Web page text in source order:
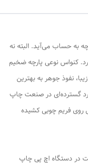
به حساب می‌آید. البته نه
کنواس نوعی پارچه ضخیم
نفوذ جوهر به بهترین
گسترده‌ای در صنعت چاپ
روی فریم چوبی کشیده
در دستگاه اچ پی چاپ